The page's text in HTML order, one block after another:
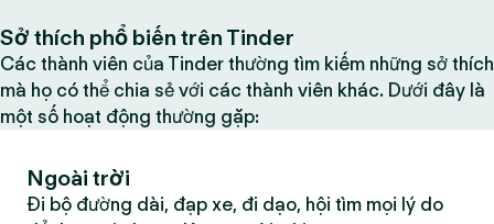
Sở thích phổ biến trên Tinder
Các thành viên của Tinder thường tìm kiếm những sở thích
mà họ có thể chia sẻ với các thành viên khác. Dưới đây là
một số hoạt động thường gặp:
Ngoài trời
Đi bộ đường dài, đạp xe, đi dạo, hội tìm mọi lý do